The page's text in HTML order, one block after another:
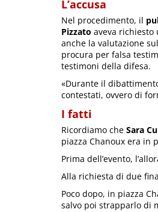
L’accusa
Nel procedimento, il
Pizzato aveva richiesto
anche la valutazione
procura per falsa
testimoni della difesa.
«Durante il
contestati, ovvero di
I fatti
Ricordiamo che Sara
piazza Chanoux era in
Prima dell’evento,
Alla richiesta di due
Poco dopo, in piazza
salvo poi strapparlo di